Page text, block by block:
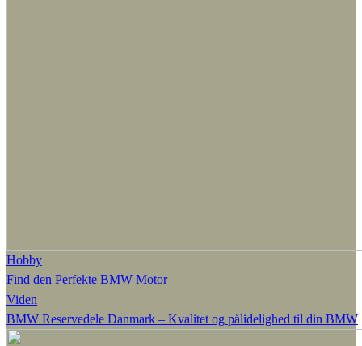
Hobby
Find den Perfekte BMW Motor
Viden
BMW Reservedele Danmark – Kvalitet og pålidelighed til din BMW